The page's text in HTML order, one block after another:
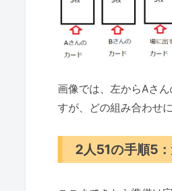
画像では、左からAさ
すが、どの組み合わせ
2人51の手順5